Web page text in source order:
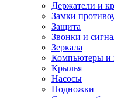
Держатели и
Замки
Защита
Звонки и
Зеркала
Компьютеры и
Крылья
Насосы
Подножки